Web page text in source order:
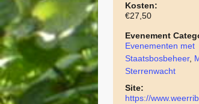
Kosten:
€27,50
Evenement
Evenementen met
Staatsbosbeheer,
Sterrenwacht
Site:
https://